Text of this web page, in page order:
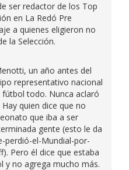
ser redactor de los Top
en La Redó Pre
a quienes eligieron no
la Selección.
un año antes del
representativo nacional
todo. Nunca aclaró
quien dice que no
que iba a ser
gente (esto le da
perdió-el-Mundial-por-
Pero él dice que estaba
y no agrega mucho más.